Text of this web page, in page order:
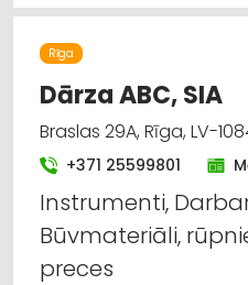
DIZAINS UN INTERJERS;
MARKĪZES
SUVENĪRI, DĀVANAS
Rīga
Dārza ABC, SIA
Braslas 29A, Rīga, LV-
+371 25599801
Instrumenti,
Būvmateriāli,
preces